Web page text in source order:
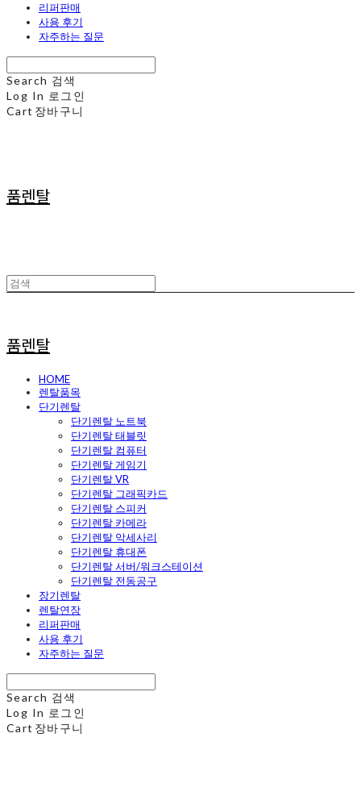
리퍼판매
사용 후기
자주하는 질문
Search 검색
Log In 로그인
Cart 장바구니
품렌탈
품렌탈
HOME
렌탈품목
단기렌탈
단기렌탈 노트북
단기렌탈 태블릿
단기렌탈 컴퓨터
단기렌탈 게임기
단기렌탈 VR
단기렌탈 그래픽카드
단기렌탈 스피커
단기렌탈 카메라
단기렌탈 악세사리
단기렌탈 휴대폰
단기렌탈 서버/워크스테이션
단기렌탈 전동공구
장기렌탈
렌탈연장
리퍼판매
사용 후기
자주하는 질문
Search 검색
Log In 로그인
Cart 장바구니